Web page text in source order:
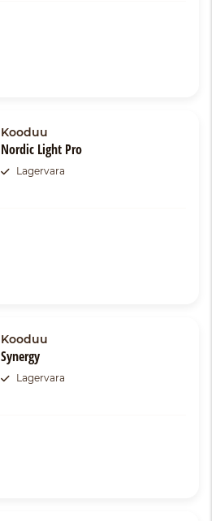
Kooduu
Nordic Light Pro
Lagervara
Kooduu
Synergy
Lagervara